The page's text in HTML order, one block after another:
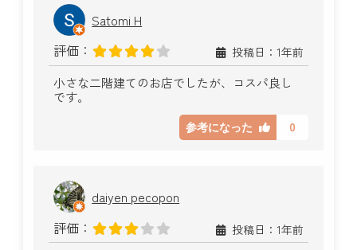
Satomi H
評価：
投稿日：1年前
小さな二階建てのお店でしたが、コスパ良し
です。
参考になった 0
daiyen pecopon
評価：
投稿日：1年前